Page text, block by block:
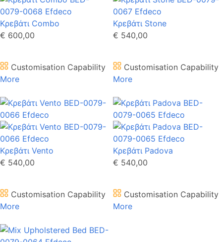
Κρεβάτι Combo
€ 600,00
Customisation Capability
More
Κρεβάτι Stone
€ 540,00
Customisation Capability
More
Κρεβάτι Vento
€ 540,00
Customisation Capability
More
Κρεβάτι Padova
€ 540,00
Customisation Capability
More